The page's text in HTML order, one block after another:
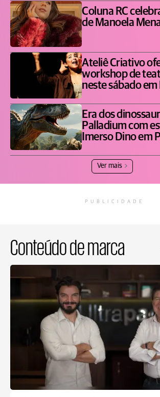
Coluna RC
de Manoela
Ateliê Criativo
workshop de
neste sábado em
Era dos
Palladium com
Imerso Dino em
Ver mais
PUBLICIDADE
Conteúdo de marca